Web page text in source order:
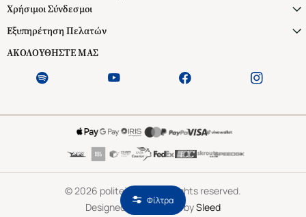
Φίλτρα
Χρήσιμοι Σύνδεσμοι
Εξυπηρέτηση Πελατών
ΑΚΟΛΟΥΘΗΣΤΕ ΜΑΣ
© 2026 politeianet.gr All rights reserved.
Designed & Developed bySleed